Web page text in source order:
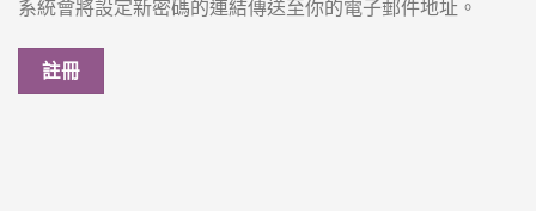
系統會將設定新密碼的連結傳送至你的電子郵件地址。
註冊